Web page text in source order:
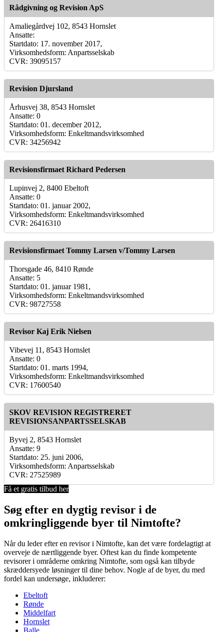
Rådgivning og Revision ApS
Amaliegårdvej 102, 8543 Hornslet
Ansatte:
Startdato: 17. november 2017,
Virksomhedsform: Anpartsselskab
CVR: 39095157
Revision Djursland
Århusvej 38, 8543 Hornslet
Ansatte: 0
Startdato: 01. december 2012,
Virksomhedsform: Enkeltmandsvirksomhed
CVR: 34256942
Revisionsfirmaet Richard Pedersen
Lupinvej 2, 8400 Ebeltoft
Ansatte: 0
Startdato: 01. januar 2002,
Virksomhedsform: Enkeltmandsvirksomhed
CVR: 26416310
Revisionsfirmaet Tommy Larsen v/Tommy Larsen
Thorsgade 46, 8410 Rønde
Ansatte: 5
Startdato: 01. januar 1981,
Virksomhedsform: Enkeltmandsvirksomhed
CVR: 98727558
Revisor Kaj Erik Nielsen
Vibevej 11, 8543 Hornslet
Ansatte: 0
Startdato: 01. marts 1994,
Virksomhedsform: Enkeltmandsvirksomhed
CVR: 17600540
SKOV REVISION REGISTRERET
REVISIONSANPARTSSELSKAB
Byvej 2, 8543 Hornslet
Ansatte: 9
Startdato: 25. juni 2006,
Virksomhedsform: Anpartsselskab
CVR: 27525989
Få et gratis tilbud her
Søg efter en dygtig revisor i de
omkringliggende byer til Nimtofte?
Når du leder efter en revisor i Nimtofte, kan det være fordelagtigt at
overveje de nærtliggende byer. Oftest kan du finde kompetente
revisorer i områderne omkring Nimtofte, som også kan tilbyde
skræddersyede løsninger til dine behov. Nogle af de byer, du med
fordel kan undersøge, inkluderer:
Ebeltoft
Rønde
Middelfart
Hornslet
Balle